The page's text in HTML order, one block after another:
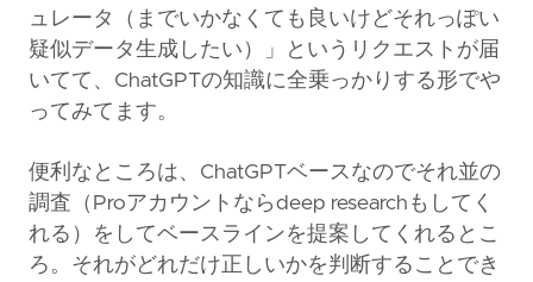
ュレータ（までいかなくても良いけどそれっぽい
疑似データ生成したい）」というリクエストが届
いてて、ChatGPTの知識に全乗っかりする形でや
ってみてます。
便利なところは、ChatGPTベースなのでそれ並の
調査（Proアカウントならdeep researchもしてく
れる）をしてベースラインを提案してくれるとこ
ろ。それがどれだけ正しいかを判断することでき